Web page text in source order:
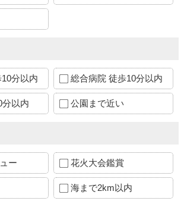
分以内 総合病院 徒歩10分以内
分以内 公園まで近い
ー 花火大会鑑賞
海まで2km以内